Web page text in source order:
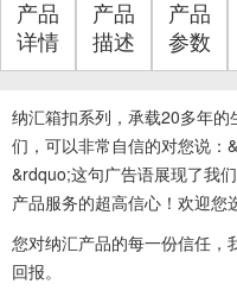
产品
详情
产品
描述
产品
参数
纳汇箱扣系列， 承载20多年的
们，可以非常自信的对您说：
&rdquo;这句广告语展现了我
产品服务的超高信心！欢迎您
您对纳汇产品的每一份信任，
回报。